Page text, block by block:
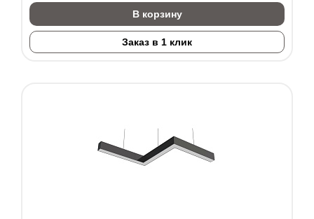
В корзину
Заказ в 1 клик